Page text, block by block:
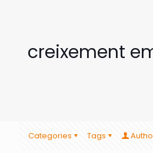
creixement
Categories Tags